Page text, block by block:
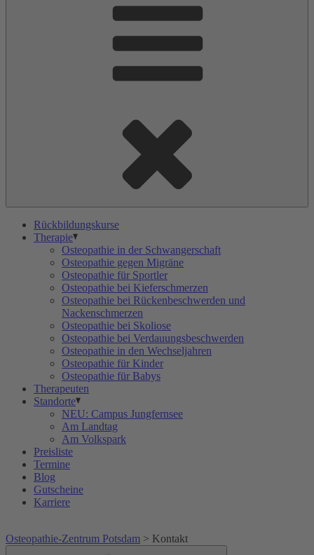
Rückbildungskurse
Therapie
Osteopathie in der Schwangerschaft
Osteopathie gegen Migräne
Osteopathie für Sportler
Osteopathie bei Kieferschmerzen
Osteopathie bei Rückenbeschwerden und
Nackenschmerzen
Osteopathie bei Skoliose
Osteopathie bei Verdauungsbeschwerden
Osteopathie in den Wechseljahren
Osteopathie für Kinder
Osteopathie für Babys
Therapeuten
Standorte
NEU: Campus Jungfernsee
Am Landtag
Am Volkspark
Preisliste
Termine
Blog
Gutscheine
Karriere
Osteopathie-Zentrum Potsdam > Kontakt